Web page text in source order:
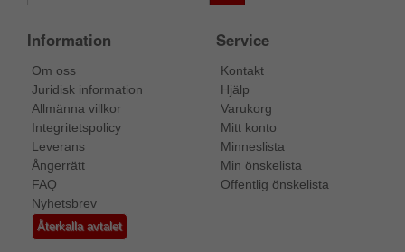
Information
Om oss
Juridisk information
Allmänna villkor
Integritetspolicy
Leverans
Ångerrätt
FAQ
Nyhetsbrev
Återkalla avtalet
Service
Kontakt
Hjälp
Varukorg
Mitt konto
Minneslista
Min önskelista
Offentlig önskelista